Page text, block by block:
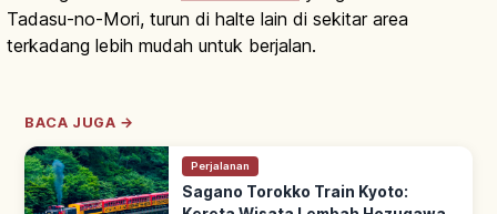
Tadasu-no-Mori, turun di halte lain di sekitar area
terkadang lebih mudah untuk berjalan.
BACA JUGA →
Perjalanan
Sagano Torokko Train Kyoto: